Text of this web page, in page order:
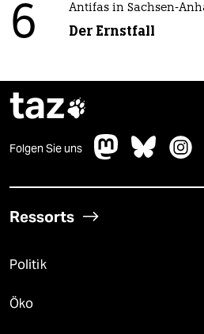
6 Antifas in Sachsen-
Der Ernstfall
taz
Folgen Sie uns
Ressorts
Politik
Öko